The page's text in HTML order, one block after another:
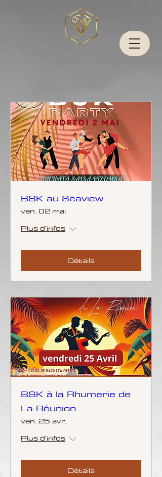
BSK au Seaview
ven. 02 mai
Plus d'infos
Détails
BSK à la Rhumerie de
La Réunion
ven. 25 avr.
Plus d'infos
Détails